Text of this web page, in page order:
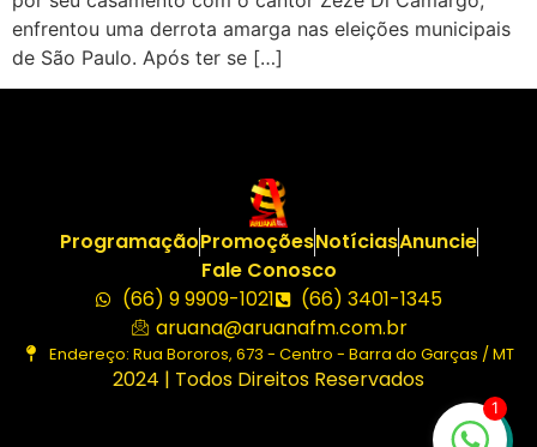
enfrentou uma derrota amarga nas eleições municipais
de São Paulo. Após ter se […]
ProgramaçãoPromoçõesNotíciasAnuncie
Fale Conosco
(66) 9 9909-1021
(66) 3401-1345
aruana@aruanafm.com.br
Endereço: Rua Bororos, 673 - Centro - Barra do Garças / MT
2024 | Todos Direitos Reservados
1